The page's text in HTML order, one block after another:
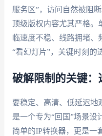
服务区”，访问自然被阻
顶级版权内容尤其严格
临速度不稳、线路拥堵
“看幻灯片”，关键时刻的
破解限制的关键：
要稳定、高清、低延迟地
是一个专为“回国”场景设
简单的IP转换器，更是一